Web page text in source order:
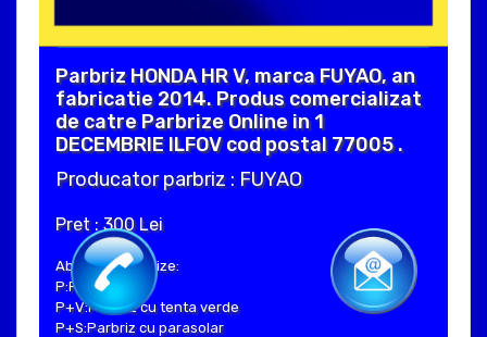
Parbriz HONDA HR V, marca FUYAO, an
fabricatie 2014. Produs comercializat
de catre Parbrize Online in 1
DECEMBRIE ILFOV cod postal 77005 .
Producator parbriz : FUYAO
Pret : 300 Lei
Abrevieri parbrize:
P:Parbriz clar
P+V:Parbriz cu tenta verde
P+S:Parbriz cu parasolar